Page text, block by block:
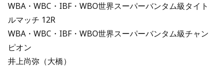
WBA・WBC・IBF・WBO世界スーパーバンタム級タイト
ルマッチ 12R
WBA・WBC・IBF・WBO世界スーパーバンタム級チャン
ピオン
井上尚弥（大橋）